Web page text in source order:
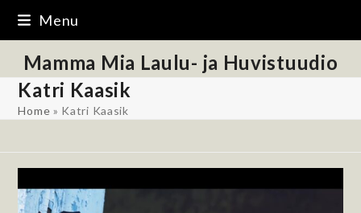
content
Menu
Mamma Mia Laulu- ja Huvistuudio
Katri Kaasik
Home » Katri Kaasik